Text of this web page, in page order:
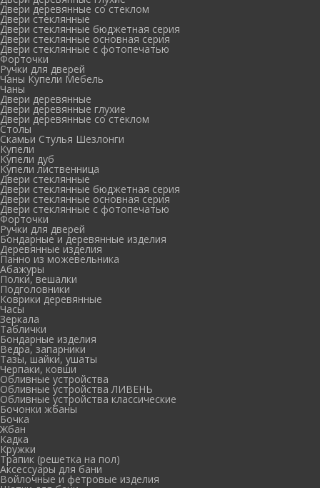
Двери деревянные со стеклом
Двери стеклянные
Двери стеклянные бюджетная серия
Двери стеклянные основная серия
Двери стеклянные с фотопечатью
Форточки
Ручки для дверей
Чаны Купели Мебель
Чаны
Двери деревянные
Двери деревянные глухие
Двери деревянные со стеклом
Столы
Скамьи Стулья Шезлонги
Купели
Купели дуб
Купели лиственница
Двери стеклянные
Двери стеклянные бюджетная серия
Двери стеклянные основная серия
Двери стеклянные с фотопечатью
Форточки
Ручки для дверей
Бондарные и деревянные изделия
Деревянные изделия
Панно из можевельника
Абажуры
Полки, вешалки
Подголовники
Коврики деревянные
Часы
Зеркала
Таблички
Бондарные изделия
Ведра, запарники
Тазы, шайки, ушаты
Черпаки, ковши
Обливные устройства
Обливные устройства ЛИВЕНЬ
Обливные устройства классические
Бочонки жбаны
Бочка
Жбан
Кадка
Кружки
Трапик (решетка на пол)
Аксессуары для бани
Войлочные и фетровые изделия